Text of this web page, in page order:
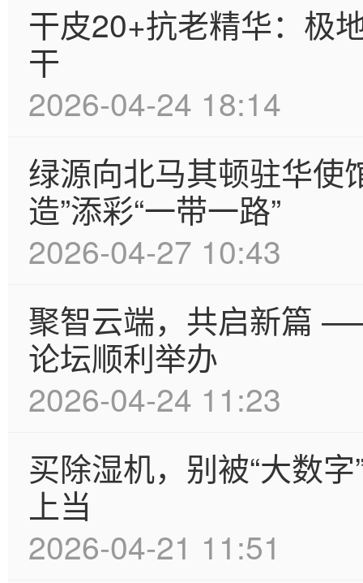
干皮20+抗老精华：极
干
2026-04-24 18:14
绿源向北马其顿驻华使
造”添彩“一带一路”
2026-04-27 10:43
聚智云端，共启新篇
论坛顺利举办
2026-04-24 11:23
买除湿机，别被“大数
上当
2026-04-21 11:51